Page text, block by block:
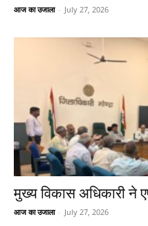
आज का उजाला - July 27, 2026
मुख्य विकास अधिकारी
आज का उजाला - July 27, 2026